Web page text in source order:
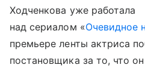
Ходченкова уже работала
над сериалом «Очевидное
премьере ленты актриса
постановщика за то, что